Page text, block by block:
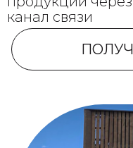
канал связи